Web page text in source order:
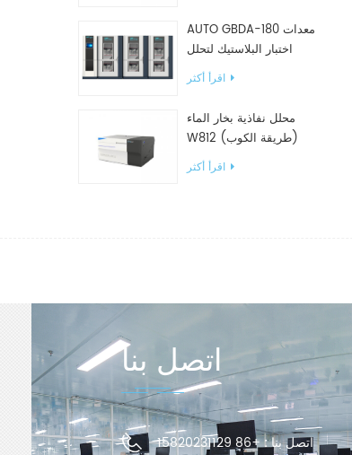
AUTO GBDA-180 معدات
اختبار البلاستيك لتحلل
السماد
اقرأ أكثر
محلل نفاذية بخار الماء
W812 (طريقة الكوب)
اقرأ أكثر
اتصل بنا
اتصل بنا :+86 15820231129